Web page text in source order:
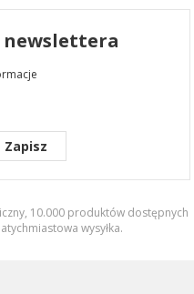
newslettera
Zapisz
10.000 produktów dostępnych
wysyłka.